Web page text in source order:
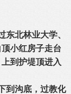
东北林业大学、
小红房子走台
到护堤顶进入
到沟底，过教化